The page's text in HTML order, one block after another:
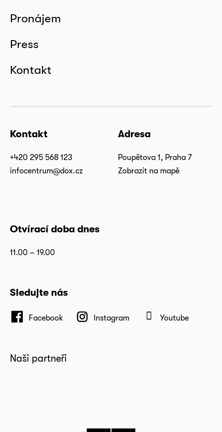
Pronájem
Press
Kontakt
Kontakt
+420 295 568 123
infocentrum@dox.cz
Adresa
Poupětova 1, Praha 7
Zobrazit na mapě
Otvírací doba dnes
11.00 – 19.00
Sledujte nás
Facebook Instagram Youtube
Naši partneři